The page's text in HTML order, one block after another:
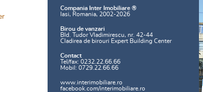
Compania Inter Imobiliare ®
Iasi, Romania, 2002-2026
Birou de vanzari
Bld. Tudor Vladimirescu, nr. 42-44
Cladirea de birouri Expert Building Center
Contact
Tel/fax: 0232.22.66.66
Mobil: 0729.22.66.66
www.interimobiliare.ro
facebook.com/interimobiliare.ro